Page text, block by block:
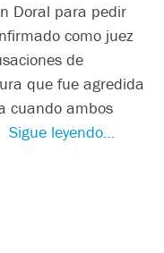
Doral para pedir
como juez
de
que fue agredida
cuando ambos
Sigue leyendo…